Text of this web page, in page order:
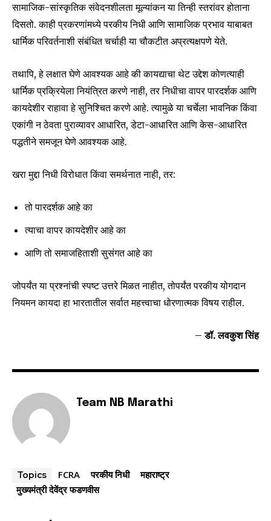
सामाजिक-सांस्कृतिक संवेदनशीलता मूल्यांकन या तिन्ही स्तरांवर होताना
दिसतो. काही प्रकरणांमध्ये परकीय निधी आणि सामाजिक प्रभाव याबाबत
धार्मिक परिवर्तनाशी संबंधित चर्चाही या चौकटीत अप्रत्यक्षपणे येते.
तथापि, हे लक्षात घेणे आवश्यक आहे की कायद्याचा थेट उद्देश कोणत्याही
धार्मिक प्रक्रियेला नियंत्रित करणे नाही, तर निधीचा वापर पारदर्शक आणि
कायदेशीर राहावा हे सुनिश्चित करणे आहे. त्यामुळे या चर्चेला भावनिक किंवा
एकांगी न ठेवता पुराव्यावर आधारित, डेटा-आधारित आणि केस-आधारित
पद्धतीने समजून घेणे आवश्यक आहे.
खरा मुद्दा निधी विरोधात किंवा समर्थनात नाही, तर:
तो पारदर्शक आहे का
त्याचा वापर कायदेशीर आहे का
आणि तो समाजहिताशी सुसंगत आहे का
जोपर्यंत या प्रश्नांची स्पष्ट उत्तरे मिळत नाहीत, तोपर्यंत परकीय योगदान
नियमन कायदा हा भारतातील सर्वात महत्त्वाचा धोरणात्मक विषय राहील.
–डॉ. लवकुश सिंह
Team NB Marathi
Topics FCRA परकीय निधी
महाराष्ट्र
मुख्यमंत्री देवेंद्र फडणवीस